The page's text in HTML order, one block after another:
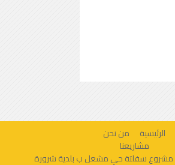
الرئيسية
من نحن
مشاريعنا
مشروع سفلتة حي مشعل ب بلدية شرورة